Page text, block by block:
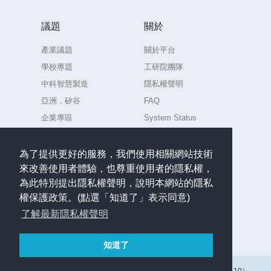
為了提供更好的服務，我們使用相關網站技術
來改善使用者體驗，也尊重使用者的隱私權，
為此特別提出隱私權聲明，說明本網站的隱私
權保護政策。(點選「知道了」表示同意)
了解最新隱私權聲明
知道了
議題
產業議題
學校專題
中科智慧製造
亞洲．矽谷
企業專區
關於
關於平台
工研院團隊
隱私權聲明
FAQ
System Status
聯絡
任何意見或問題請聯絡
admin.AIdea@itri.org.tw